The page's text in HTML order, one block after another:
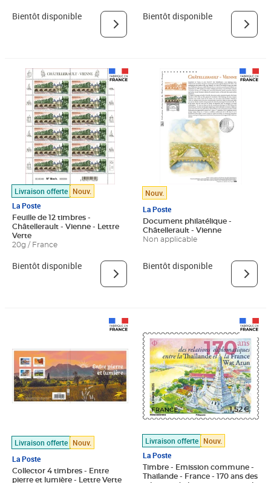
Bientôt disponible Bientôt disponible
Livraison offerte Nouv.
La Poste
Feuille de 12 timbres -
Châtellerault - Vienne - Lettre
Verte
20g / France
Bientôt disponible
Nouv.
La Poste
Document philatélique -
Châtellerault - Vienne
Non applicable
Bientôt disponible
Livraison offerte Nouv.
La Poste
Collector 4 timbres - Entre
pierre et lumière - Lettre Verte
Livraison offerte Nouv.
La Poste
Timbre - Emission commune -
Thaïlande - France - 170 ans des